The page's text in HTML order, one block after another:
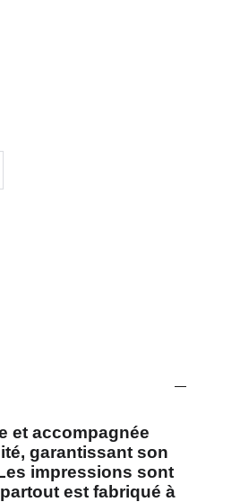
et accompagnée
garantissant son
impressions sont
est fabriqué à